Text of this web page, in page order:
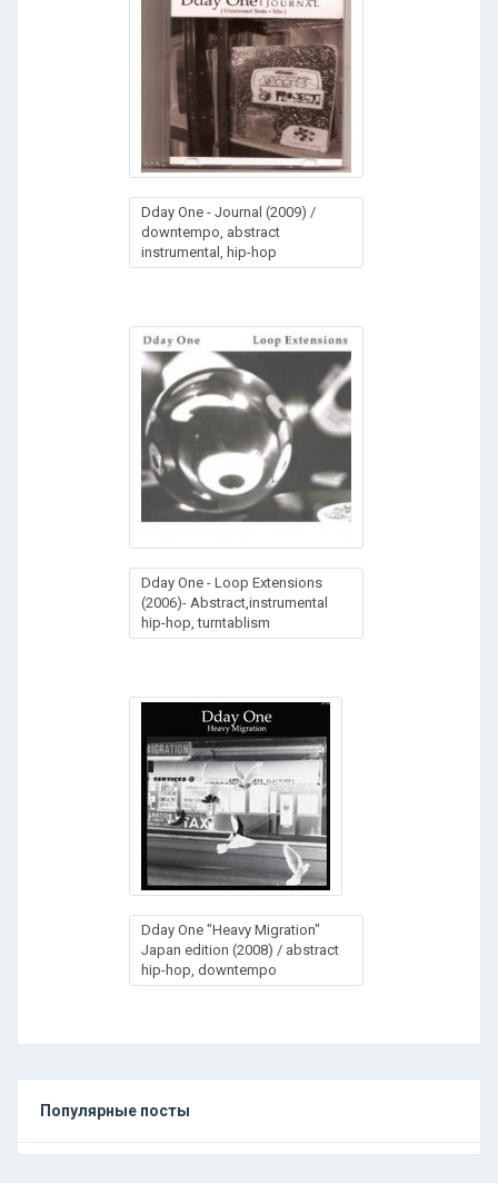
Dday One - Journal (2009) /
downtempo, abstract
instrumental, hip-hop
Dday One - Loop Extensions
(2006)- Abstract,instrumental
hip-hop, turntablism
Dday One "Heavy Migration"
Japan edition (2008) / abstract
hip-hop, downtempo
Популярные посты